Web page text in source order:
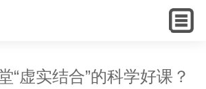
English
“虚实结合”的科学好课？